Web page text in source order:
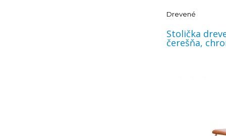
Drevené
Stolička drevená
čerešňa,